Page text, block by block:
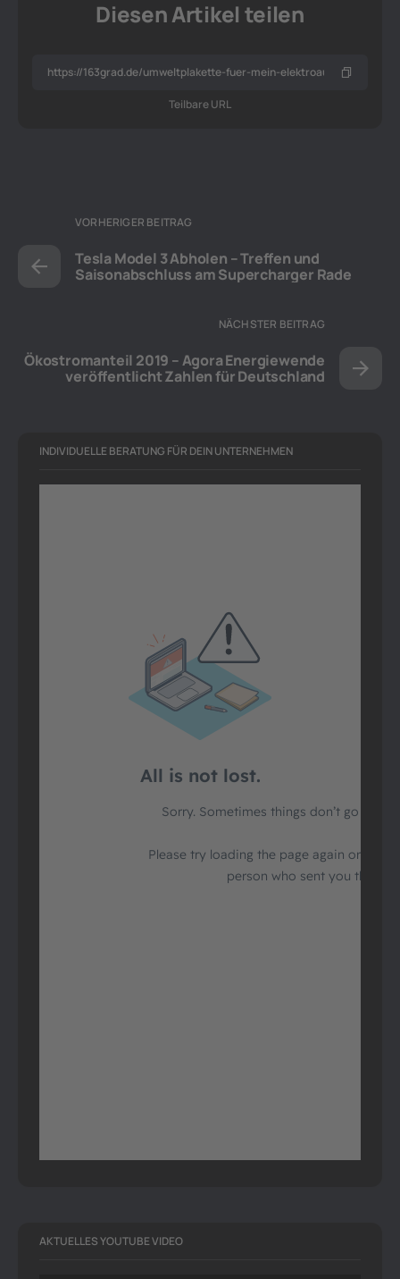
Diesen Artikel teilen
Teilbare URL
VORHERIGER BEITRAG
Tesla Model 3 Abholen – Treffen und
Saisonabschluss am Supercharger Rade
NÄCHSTER BEITRAG
Ökostromanteil 2019 – Agora Energiewende
veröffentlicht Zahlen für Deutschland
INDIVIDUELLE BERATUNG FÜR DEIN UNTERNEHMEN
AKTUELLES YOUTUBE VIDEO